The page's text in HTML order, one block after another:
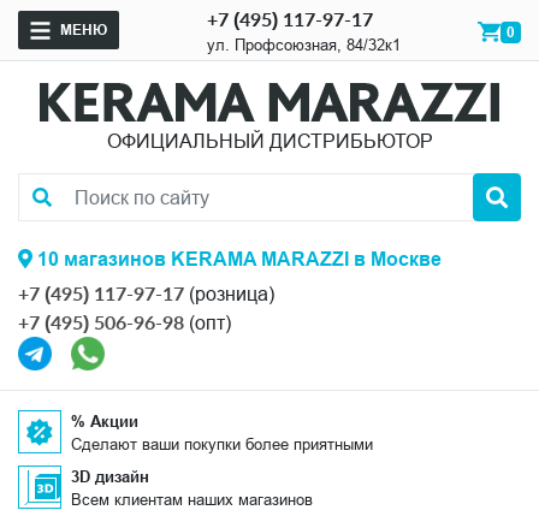
МЕНЮ +7 (495) 117-97-17
ул. Профсоюзная, 84/32к1
0
ОФИЦИАЛЬНЫЙ ДИСТРИБЬЮТОР
10 магазинов KERAMA MARAZZI в Москве
+7 (495) 117-97-17 (розница)
+7 (495) 506-96-98 (опт)
% Акции
Сделают ваши покупки более приятными
3D дизайн
Всем клиентам наших магазинов